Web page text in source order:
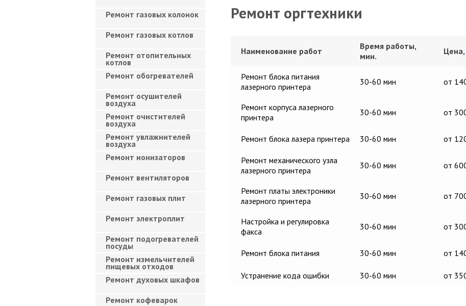
Ремонт оргтехники
Наименование работ
Время работы,
мин.
Цена,
Ремонт блока питания
лазерного принтера
30-60 мин от
Ремонт корпуса лазерного
принтера
30-60 мин от
Ремонт блока лазера принтера 30-60 мин от
Ремонт механического узла
лазерного принтера
30-60 мин от
Ремонт платы электроники
лазерного принтера
30-60 мин от
Настройка и регулировка
факса
30-60 мин от
Ремонт блока питания 30-60 мин от
Устранение кода ошибки 30-60 мин от
Ремонт газовых колонок
Ремонт газовых котлов
Ремонт отопительных
котлов
Ремонт обогревателей
Ремонт осушителей
воздуха
Ремонт очистителей
воздуха
Ремонт увлажнителей
воздуха
Ремонт ионизаторов
Ремонт вентиляторов
Ремонт газовых плит
Ремонт электроплит
Ремонт подогревателей
посуды
Ремонт измельчителей
пищевых отходов
Ремонт духовых шкафов
Ремонт кофеварок